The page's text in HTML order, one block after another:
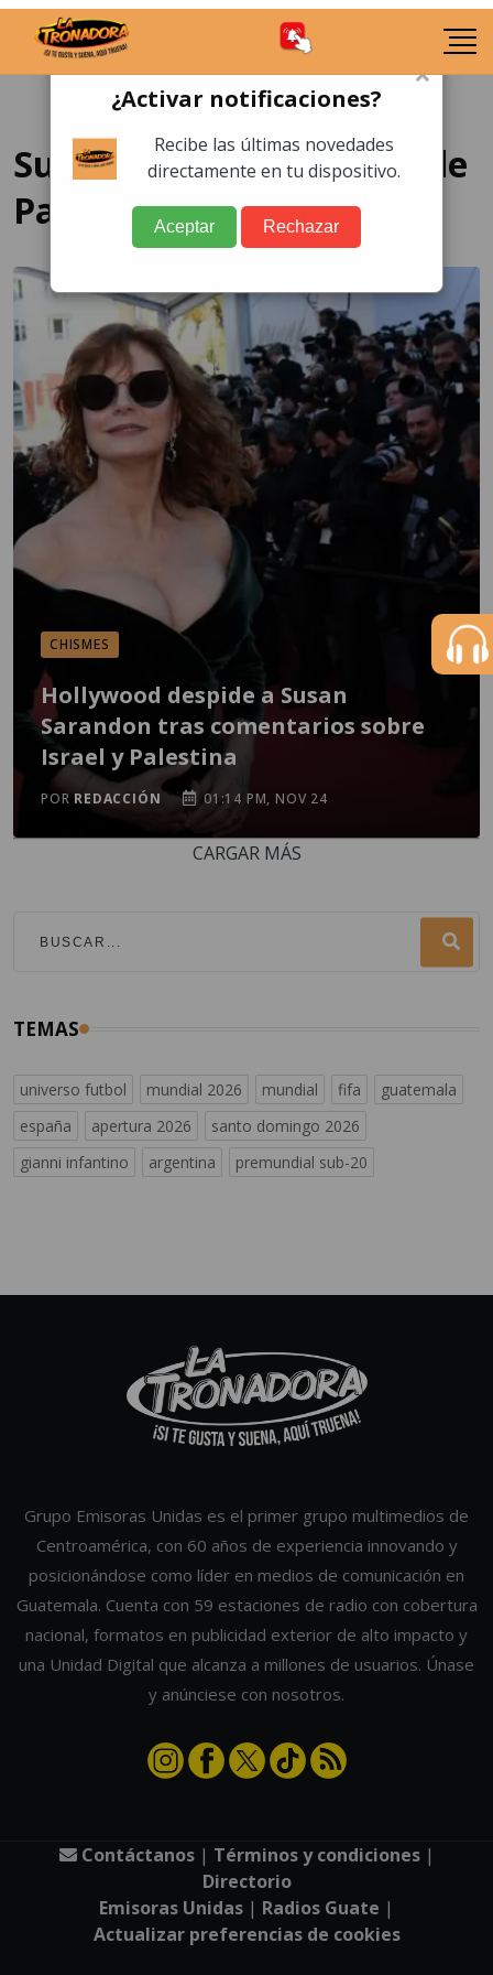
Susan Sarandon a favor de
Palestina
CHISMES
Hollywood despide a Susan
Sarandon tras comentarios sobre
Israel y Palestina
PORREDACCIÓN 01:14 PM, NOV 24
CARGAR MÁS
TEMAS
universo futbol mundial 2026 mundial fifa
guatemala
españa
apertura 2026
santo domingo 2026
gianni infantino
argentina premundial sub-20
Grupo Emisoras Unidas es el primer grupo multimedios de
Centroamérica, con 60 años de experiencia innovando y
posicionándose como líder en medios de comunicación en
Guatemala. Cuenta con 59 estaciones de radio con cobertura
nacional, formatos en publicidad exterior de alto impacto y
una Unidad Digital que alcanza a millones de usuarios. Únase
y anúnciese con nosotros.
Contáctanos| Términos y condiciones|
Directorio
Emisoras Unidas | Radios Guate |
Actualizar preferencias de cookies
×
¿Activar notificaciones?
Recibe las últimas novedades
directamente en tu dispositivo.
Aceptar Rechazar